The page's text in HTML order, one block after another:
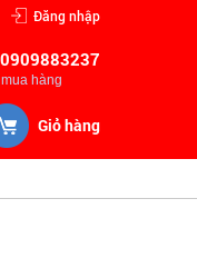
Đăng nhập
hàng
Giỏ hàng